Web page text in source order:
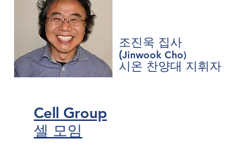
​조진욱 집사
(Jinwook Cho)
시온 찬양대 지휘자
Cell Group
셀 모임